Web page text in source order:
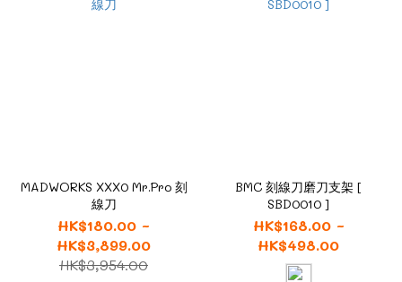
MADWORKS XXX0 Mr.Pro 刻
線刀
HK$180.00 ~
HK$3,899.00
HK$3,954.00
BMC 刻線刀磨刀支架 [
SBD0010 ]
HK$168.00 ~
HK$498.00